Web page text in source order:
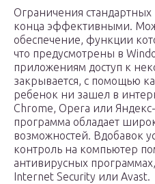
Ограничения стандартных
конца эффективными.
обеспечение, функции
что предусмотрены в
приложениям доступ к
закрывается, с помощью
ребенок ни зашел в
Chrome, Opera или
программа обладает
возможностей. Вдобавок
контроль на компьютер
антивирусных
Internet Security или Avast.